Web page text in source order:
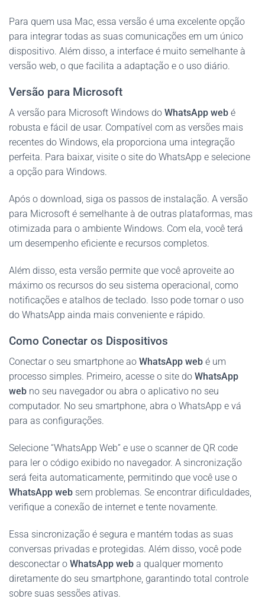
Para quem usa Mac, essa versão é uma excelente opção
para integrar todas as suas comunicações em um único
dispositivo. Além disso, a interface é muito semelhante à
versão web, o que facilita a adaptação e o uso diário.
Versão para Microsoft
A versão para Microsoft Windows do WhatsApp web é
robusta e fácil de usar. Compatível com as versões mais
recentes do Windows, ela proporciona uma integração
perfeita. Para baixar, visite o site do WhatsApp e selecione
a opção para Windows.
Após o download, siga os passos de instalação. A versão
para Microsoft é semelhante à de outras plataformas, mas
otimizada para o ambiente Windows. Com ela, você terá
um desempenho eficiente e recursos completos.
Além disso, esta versão permite que você aproveite ao
máximo os recursos do seu sistema operacional, como
notificações e atalhos de teclado. Isso pode tornar o uso
do WhatsApp ainda mais conveniente e rápido.
Como Conectar os Dispositivos
Conectar o seu smartphone ao WhatsApp web é um
processo simples. Primeiro, acesse o site do WhatsApp
web no seu navegador ou abra o aplicativo no seu
computador. No seu smartphone, abra o WhatsApp e vá
para as configurações.
Selecione “WhatsApp Web” e use o scanner de QR code
para ler o código exibido no navegador. A sincronização
será feita automaticamente, permitindo que você use o
WhatsApp web sem problemas. Se encontrar dificuldades,
verifique a conexão de internet e tente novamente.
Essa sincronização é segura e mantém todas as suas
conversas privadas e protegidas. Além disso, você pode
desconectar o WhatsApp web a qualquer momento
diretamente do seu smartphone, garantindo total controle
sobre suas sessões ativas.